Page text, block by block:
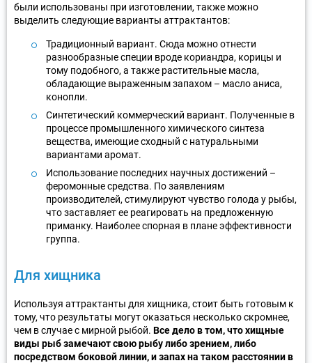
были использованы при изготовлении, также можно
выделить следующие варианты аттрактантов:
Традиционный вариант. Сюда можно отнести
разнообразные специи вроде кориандра, корицы и
тому подобного, а также растительные масла,
обладающие выраженным запахом – масло аниса,
конопли.
Синтетический коммерческий вариант. Полученные в
процессе промышленного химического синтеза
вещества, имеющие сходный с натуральными
вариантами аромат.
Использование последних научных достижений –
феромонные средства. По заявлениям
производителей, стимулируют чувство голода у рыбы,
что заставляет ее реагировать на предложенную
приманку. Наиболее спорная в плане эффективности
группа.
Для хищника
Используя аттрактанты для хищника, стоит быть готовым к
тому, что результаты могут оказаться несколько скромнее,
чем в случае с мирной рыбой. Все дело в том, что хищные
виды рыб замечают свою рыбу либо зрением, либо
посредством боковой линии, и запах на таком расстоянии в